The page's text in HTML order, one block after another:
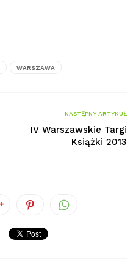
WARSZAWA
NASTĘPNY ARTYKUŁ
IV Warszawskie Targi
Książki 2013